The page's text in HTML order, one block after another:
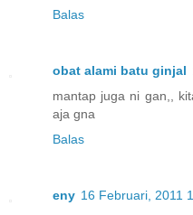
Balas
obat alami batu ginjal
mantap juga ni gan,,
aja gna
Balas
eny 16 Februari, 2011